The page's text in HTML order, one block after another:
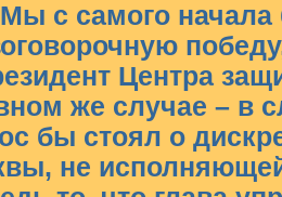
Мы с самого начала
Центра
же случае – в
бы стоял о
не